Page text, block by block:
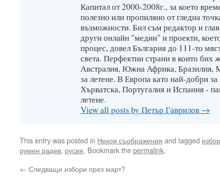
Капитал от 2000-2008г., за което
полезно или пропиляно от гледна
възможности. Бил съм редактор и
други онлайн "медии" и проекти,
процес, довел България до 111-то
света. Перфектни страни в които бих
Австралия, Южна Африка, Бразилия,
за летене. В Европа като най-добри
Хърватска, Португалия и Испания -
летене.
View all posts by Петър Гаврилов →
This entry was posted in Некои съображения and tagged
румен радев, русия. Bookmark thepermalink.
← Следващи избори през март?